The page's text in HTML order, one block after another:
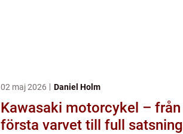
02 maj 2026 Daniel Holm
Kawasaki motorcykel – från
första varvet till full satsning